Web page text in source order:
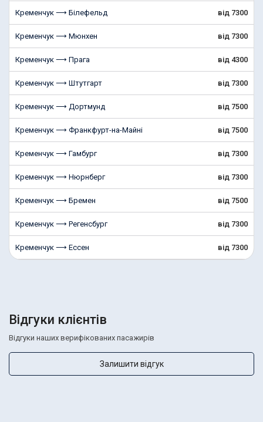
Кременчук ⟶ Білефельд від 7300
Кременчук ⟶ Мюнхен від 7300
Кременчук ⟶ Прага від 4300
Кременчук ⟶ Штутгарт від 7300
Кременчук ⟶ Дортмунд від 7500
Кременчук ⟶ Франкфурт-на-Майні від 7500
Кременчук ⟶ Гамбург від 7300
Кременчук ⟶ Нюрнберг від 7300
Кременчук ⟶ Бремен від 7500
Кременчук ⟶ Регенсбург від 7300
Кременчук ⟶ Ессен від 7300
Відгуки клієнтів
Відгуки наших верифікованих пасажирів
Залишити відгук